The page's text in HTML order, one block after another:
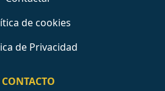
de cookies
de Privacidad
CONTACTO